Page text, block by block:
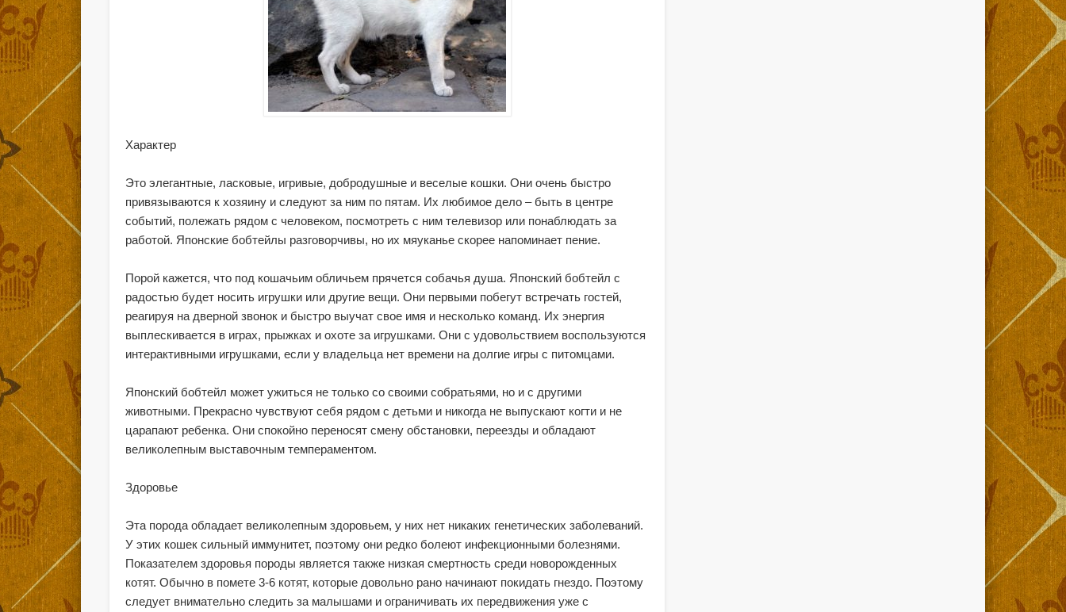
Характер
Это элегантные, ласковые, игривые, добродушные и веселые кошки. Они очень быстро
привязываются к хозяину и следуют за ним по пятам. Их любимое дело – быть в центре
событий, полежать рядом с человеком, посмотреть с ним телевизор или понаблюдать за
работой. Японские бобтейлы разговорчивы, но их мяуканье скорее напоминает пение.
Порой кажется, что под кошачьим обличьем прячется собачья душа. Японский бобтейл с
радостью будет носить игрушки или другие вещи. Они первыми побегут встречать гостей,
реагируя на дверной звонок и быстро выучат свое имя и несколько команд. Их энергия
выплескивается в играх, прыжках и охоте за игрушками. Они с удовольствием воспользуются
интерактивными игрушками, если у владельца нет времени на долгие игры с питомцами.
Японский бобтейл может ужиться не только со своими собратьями, но и с другими
животными. Прекрасно чувствуют себя рядом с детьми и никогда не выпускают когти и не
царапают ребенка. Они спокойно переносят смену обстановки, переезды и обладают
великолепным выставочным темпераментом.
Здоровье
Эта порода обладает великолепным здоровьем, у них нет никаких генетических заболеваний.
У этих кошек сильный иммунитет, поэтому они редко болеют инфекционными болезнями.
Показателем здоровья породы является также низкая смертность среди новорожденных
котят. Обычно в помете 3-6 котят, которые довольно рано начинают покидать гнездо. Поэтому
следует внимательно следить за малышами и ограничивать их передвижения уже с